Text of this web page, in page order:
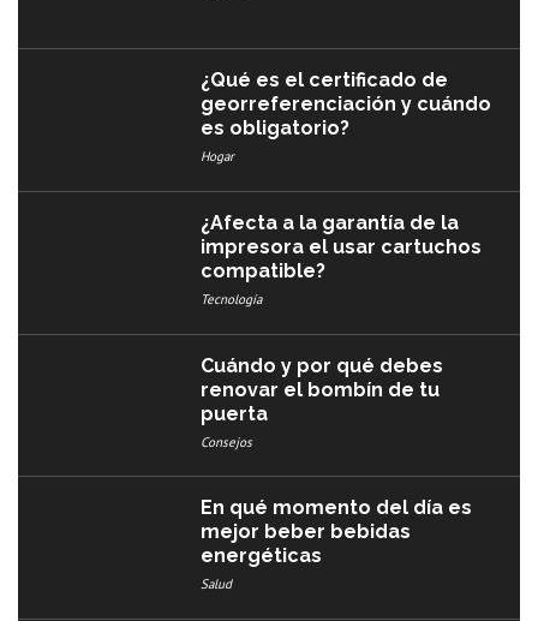
¿Qué es el certificado de
georreferenciación y cuándo
es obligatorio?
Hogar
¿Afecta a la garantía de la
impresora el usar cartuchos
compatible?
Tecnología
Cuándo y por qué debes
renovar el bombín de tu
puerta
Consejos
En qué momento del día es
mejor beber bebidas
energéticas
Salud